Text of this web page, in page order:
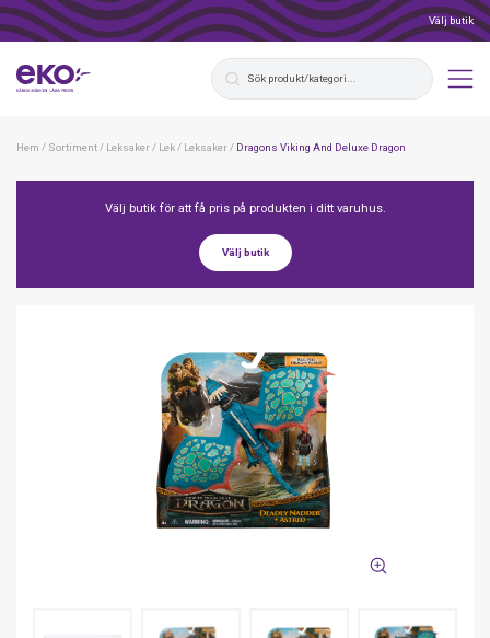
Välj butik
Hem / Sortiment/ Leksaker/ Lek/ Leksaker/ Dragons Viking And Deluxe Dragon
Välj butik för att få pris på produkten i ditt varuhus.
Välj butik